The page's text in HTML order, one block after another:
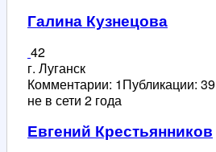
Галина Кузнецова
42
г. Луганск
Комментарии: 1Публикации: 39
не в сети 2 года
Евгений Крестьянников